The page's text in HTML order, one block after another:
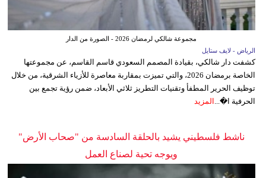
مجموعة شالكي لرمضان 2026 - الصورة من الدار
الرياض - لايف ستايل
كشفت دار شالكي، بقيادة المصمم السعودي قاسم القاسم، عن مجموعتها
الخاصة برمضان 2026، والتي تميزت بمقاربة معاصرة للأزياء الشرقية، من خلال
توظيف الحرير المطفأ وتقنيات التطريز ثلاثي الأبعاد، ضمن رؤية تجمع بين
الحرفية ا�... المزيد
ناشط فلسطيني يشيد بالحلقة السادسة من "صحاب الأرض"
ويوجه تحية لصناع العمل